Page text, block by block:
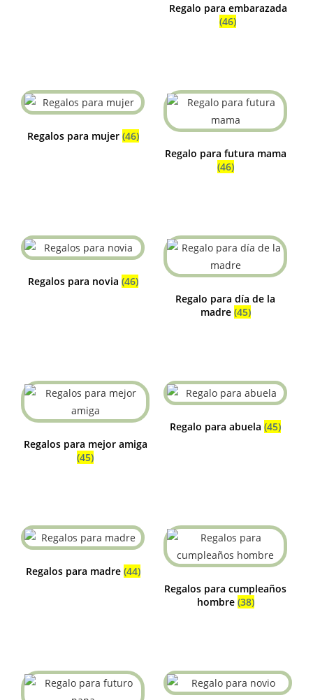
Regalo para embarazada
(46)
Regalos para mujer (46)
Regalo para futura mama
(46)
Regalos para novia (46)
Regalo para día de la
madre (45)
Regalos para mejor amiga
(45)
Regalo para abuela (45)
Regalos para madre (44)
Regalos para cumpleaños
hombre (38)